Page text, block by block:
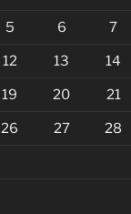
5 6 7
12 13 14
19 20 21
26 27 28